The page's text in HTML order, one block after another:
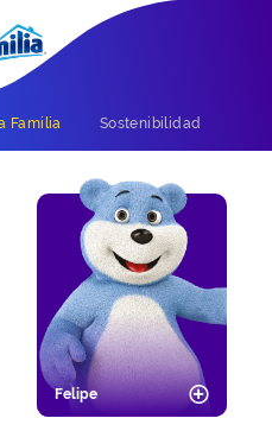
Familia Sostenibilidad
Felipe